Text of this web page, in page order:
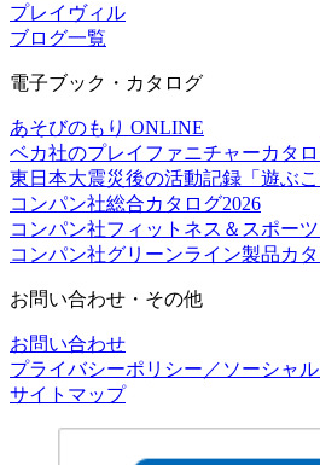
プレイヴィル
ブログ一覧
電子ブック・カタログ
あそびのもり ONLINE
ベカ社のプレイファニチャーカタ
東日本大震災後の活動記録「遊ぶこ
コンパン社総合カタログ2026
コンパン社フィットネス＆スポー
コンパン社グリーンライン製品カ
お問い合わせ・その他
お問い合わせ
プライバシーポリシー／ソーシャ
サイトマップ